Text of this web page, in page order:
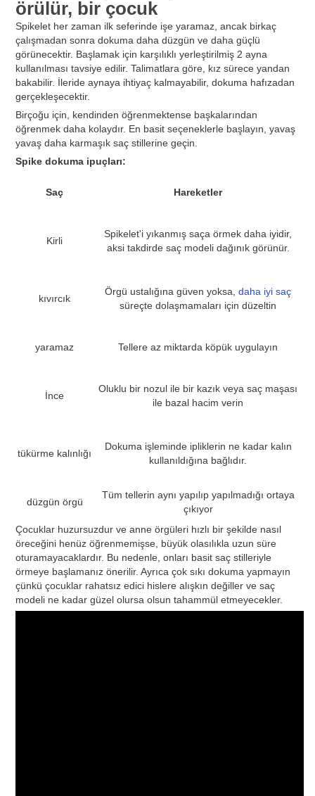
örülür, bir çocuk
Spikelet her zaman ilk seferinde işe yaramaz, ancak birkaç
çalışmadan sonra dokuma daha düzgün ve daha güçlü
görünecektir. Başlamak için karşılıklı yerleştirilmiş 2 ayna
kullanılması tavsiye edilir. Talimatlara göre, kız sürece yandan
bakabilir. İleride aynaya ihtiyaç kalmayabilir, dokuma hafızadan
gerçekleşecektir.
Birçoğu için, kendinden öğrenmektense başkalarından
öğrenmek daha kolaydır. En basit seçeneklerle başlayın, yavaş
yavaş daha karmaşık saç stillerine geçin.
Spike dokuma ipuçları:
Saç Hareketler
Kirli
Spikelet'i yıkanmış saça örmek daha iyidir,
aksi takdirde saç modeli dağınık görünür.
kıvırcık
Örgü ustalığına güven yoksa, daha iyi saç
süreçte dolaşmamaları için düzeltin
yaramaz Tellere az miktarda köpük uygulayın
İnce
Oluklu bir nozul ile bir kazık veya saç maşası
ile bazal hacim verin
tükürme kalınlığı
Dokuma işleminde ipliklerin ne kadar kalın
kullanıldığına bağlıdır.
düzgün örgü
Tüm tellerin aynı yapılıp yapılmadığı ortaya
çıkıyor
Çocuklar huzursuzdur ve anne örgüleri hızlı bir şekilde nasıl
öreceğini henüz öğrenmemişse, büyük olasılıkla uzun süre
oturamayacaklardır. Bu nedenle, onları basit saç stilleriyle
örmeye başlamanız önerilir. Ayrıca çok sıkı dokuma yapmayın
çünkü çocuklar rahatsız edici hislere alışkın değiller ve saç
modeli ne kadar güzel olursa olsun tahammül etmeyecekler.